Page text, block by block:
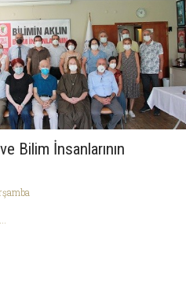
Bilim İnsanlarının